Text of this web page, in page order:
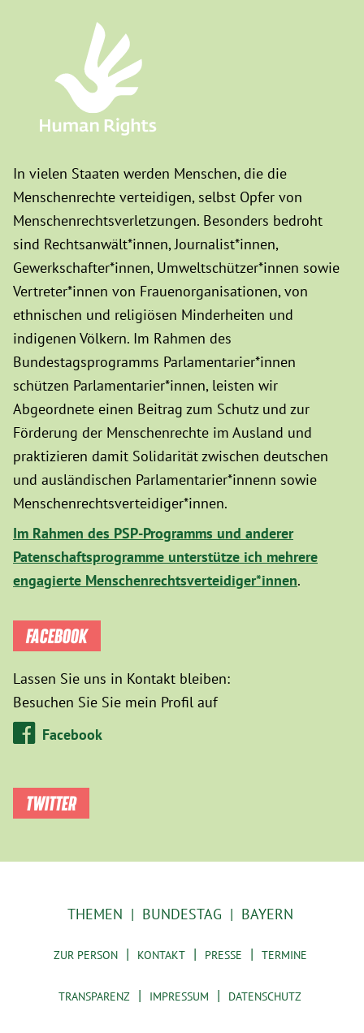
In vielen Staaten werden Menschen, die die
Menschenrechte verteidigen, selbst Opfer von
Menschenrechtsverletzungen. Besonders bedroht
sind Rechtsanwält*innen, Journalist*innen,
Gewerkschafter*innen, Umweltschützer*innen sowie
Vertreter*innen von Frauenorganisationen, von
ethnischen und religiösen Minderheiten und
indigenen Völkern. Im Rahmen des
Bundestagsprogramms Parlamentarier*innen
schützen Parlamentarier*innen, leisten wir
Abgeordnete einen Beitrag zum Schutz und zur
Förderung der Menschenrechte im Ausland und
praktizieren damit Solidarität zwischen deutschen
und ausländischen Parlamentarier*innenn sowie
Menschenrechtsverteidiger*innen.
Im Rahmen des PSP-Programms und anderer
Patenschaftsprogramme unterstütze ich mehrere
engagierte Menschenrechtsverteidiger*innen.
FACEBOOK
Lassen Sie uns in Kontakt bleiben:
Besuchen Sie Sie mein Profil auf
Facebook
TWITTER
THEMEN BUNDESTAG BAYERN
ZUR PERSON KONTAKT PRESSE TERMINE
TRANSPARENZ IMPRESSUM DATENSCHUTZ